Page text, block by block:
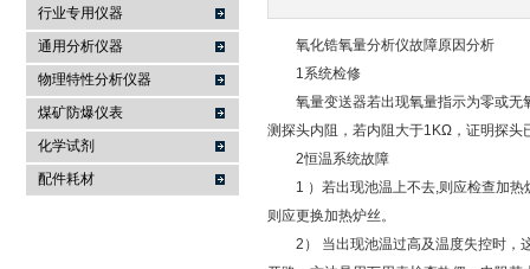
麦科仪（北京）科技有限公司
行业专用仪器
通用分析仪器
物理特性分析仪器
煤矿防爆仪表
化学试剂
配件耗材
氧化锆氧量分析仪故障原因分析
1系统检修
氧量变送器若出现氧量指示为零或无
测探头内阻，若内阻大于1KΩ，证明探
2恒温系统故障
1 ）若出现池温上不去,则应检查加热
则应更换加热炉丝。
2） 当出现池温过高及温度失控时，这